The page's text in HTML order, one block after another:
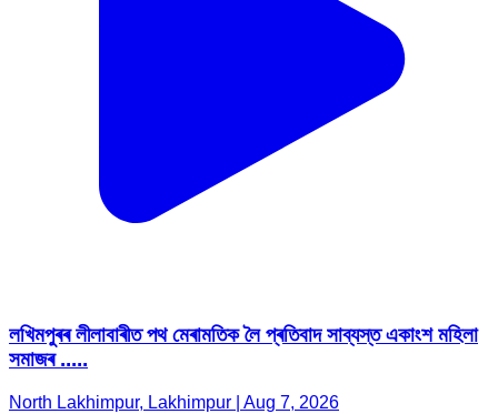
লখিমপুৰৰ লীলাবাৰীত পথ মেৰামতিক লৈ প্ৰতিবাদ সাব্যস্ত একাংশ মহিলা
সমাজৰ .....
North Lakhimpur, Lakhimpur | Aug 7, 2026